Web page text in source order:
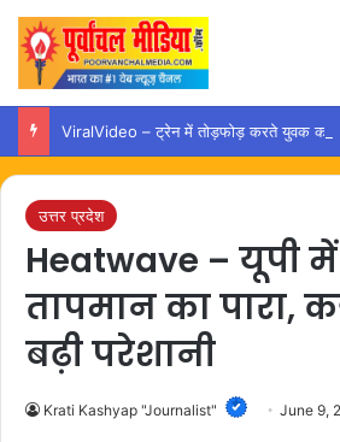
उत्तर प्रदेश
Heatwave – यूपी
तापमान का पारा,
बढ़ी परेशानी
Krati Kashyap "Journalist" June 9,